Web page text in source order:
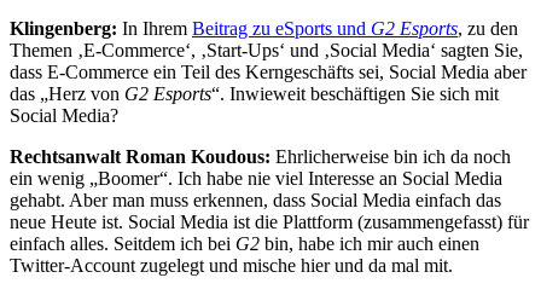
Klingenberg: In Ihrem Beitrag zu eSports und G2 Esports, zu den
Themen ‚E-Commerce‘, ‚Start-Ups‘ und ‚Social Media‘ sagten Sie,
dass E-Commerce ein Teil des Kerngeschäfts sei, Social Media aber
das „Herz von G2 Esports“. Inwieweit beschäftigen Sie sich mit
Social Media?
Rechtsanwalt Roman Koudous: Ehrlicherweise bin ich da noch
ein wenig „Boomer“. Ich habe nie viel Interesse an Social Media
gehabt. Aber man muss erkennen, dass Social Media einfach das
neue Heute ist. Social Media ist die Plattform (zusammengefasst) für
einfach alles. Seitdem ich bei G2 bin, habe ich mir auch einen
Twitter-Account zugelegt und mische hier und da mal mit.